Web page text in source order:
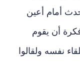
أمام أعين
أن يقوم
نفسه ولقالوا